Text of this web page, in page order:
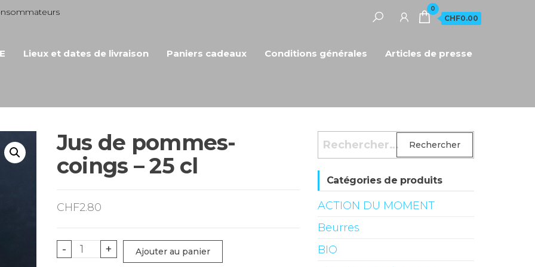
0
CHF0.00
Lieux et dates de livraison Paniers cadeaux Conditions générales Articles de presse
Jus de pommes-
coings – 25 cl
CHF2.80
-
quantité
+ Ajouter au panier
Rechercher :
Catégories de produits
ACTION DU MOMENT
Beurres
BIO